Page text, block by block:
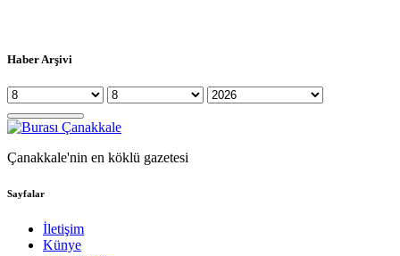
Haber Arşivi
Çanakkale'nin en köklü gazetesi
Sayfalar
İletişim
Künye